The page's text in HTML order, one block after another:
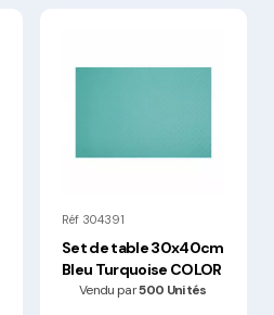
Réf 304391
Set de table 30x40cm
Bleu Turquoise COLOR
Vendu par500 Unités